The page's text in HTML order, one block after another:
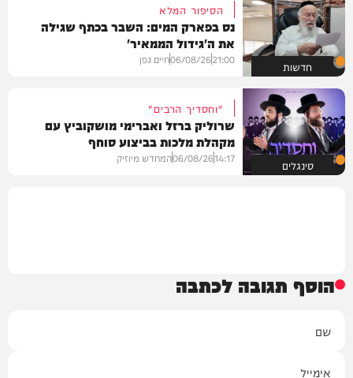
חדשות
הסיפור המלא
נס בפארק המים: השבר בכתף שגילה
את ה'גידול הממאיר'
21:00
06/08/26חיים גפן
סינגלים
"וחסדיך הרבים"
שרוליק ברזל ואברימי מושקוביץ עם
מקהלת מלכות בביצוע סוחף
14:17
06/08/26המחדש מיוזיק
הוסף תגובה לכתבה